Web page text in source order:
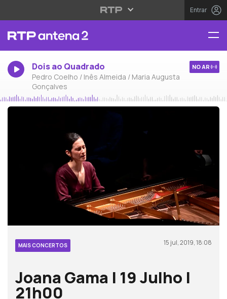
Entrar
Dois ao Quadrado
Pedro Coelho / Inês Almeida / Maria Augusta
Gonçalves
NO AR
MAIS CONCERTOS 15 jul, 2019, 18:08
Joana Gama | 19 Julho |
21h00